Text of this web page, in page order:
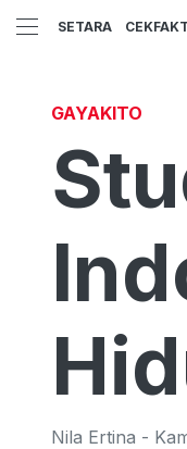
SETARA
GAYAKITO
Nila Ertina -